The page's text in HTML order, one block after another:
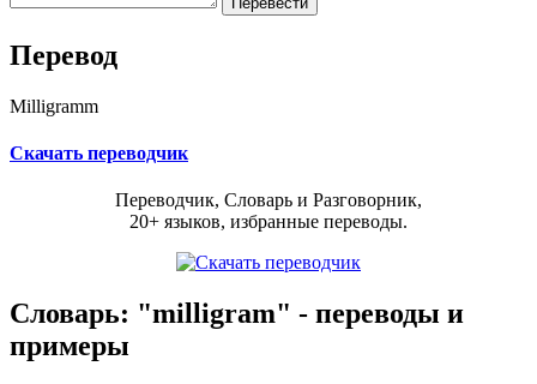
Перевод
Milligramm
Скачать переводчик
Переводчик, Словарь и Разговорник,
20+ языков, избранные переводы.
Словарь: "milligram" - переводы и
примеры